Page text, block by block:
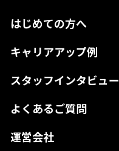
はじめての方へ
キャリアアップ例
スタッフインタビュー
よくあるご質問
運営会社
奈良県
和歌山県
島根県
山口県
高知県
徳島県
熊本県
宮崎県